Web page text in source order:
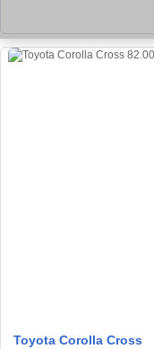
Toyota Corolla Cross